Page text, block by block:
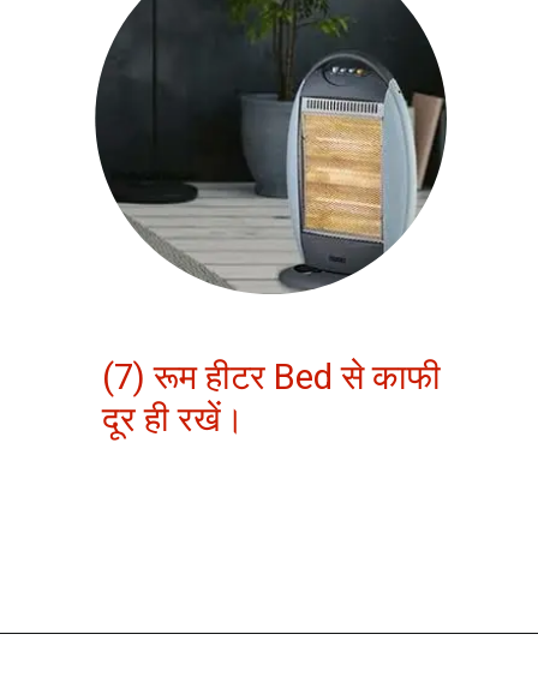
(7) रूम हीटर Bed से काफी
दूर ही रखें।